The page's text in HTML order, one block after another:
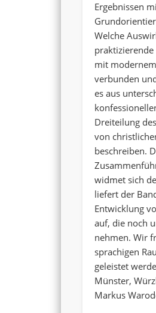
Ergebnissen
Welche
praktizierende
mit
verbunden
es aus
Dreiteilung
von
beschreiben.
widmet sich
liefert der
Entwicklung
auf, die noch
nehmen. Wir
sprachigen
geleistet
Münster,
Markus